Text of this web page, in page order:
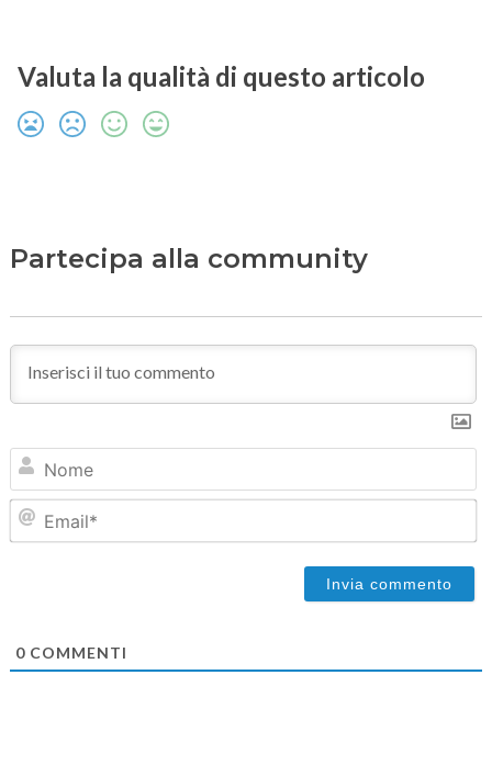
Valuta la qualità di questo articolo
Partecipa alla community
0COMMENTI